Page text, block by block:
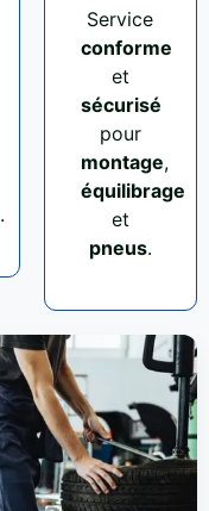
.
Service
conforme
et
sécurisé
pour
montage,
équilibrage
et
pneus.